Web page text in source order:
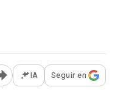
Abrir opciones para
IA Seguir en